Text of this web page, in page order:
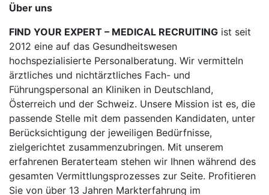
Über uns
FIND YOUR EXPERT – MEDICAL RECRUITING ist seit
2012 eine auf das Gesundheitswesen
hochspezialisierte Personalberatung. Wir vermitteln
ärztliches und nichtärztliches Fach- und
Führungspersonal an Kliniken in Deutschland,
Österreich und der Schweiz. Unsere Mission ist es, die
passende Stelle mit dem passenden Kandidaten, unter
Berücksichtigung der jeweiligen Bedürfnisse,
zielgerichtet zusammenzubringen. Mit unserem
erfahrenen Beraterteam stehen wir Ihnen während des
gesamten Vermittlungsprozesses zur Seite. Profitieren
Sie von über 13 Jahren Markterfahrung im